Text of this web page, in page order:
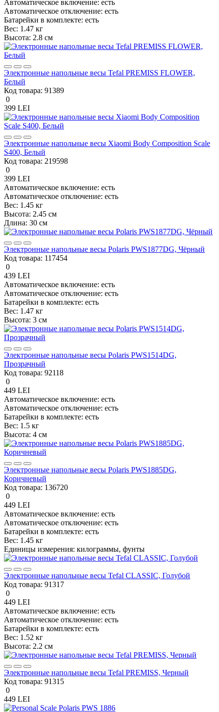
Автоматическое включение: есть
Автоматическое отключение: есть
Батарейки в комплекте: есть
Вес: 1.47 кг
Высота: 2.8 см
Электронные напольные весы Tefal PREMISS FLOWER,
Белый
Код товара: 91389
0
399 LEI
Электронные напольные весы Xiaomi Body Composition Scale
S400, Белый
Код товара: 219598
0
399 LEI
Автоматическое включение: есть
Автоматическое отключение: есть
Вес: 1.45 кг
Высота: 2.45 см
Длина: 30 см
Электронные напольные весы Polaris PWS1877DG, Чёрный
Код товара: 117454
0
439 LEI
Автоматическое включение: есть
Автоматическое отключение: есть
Батарейки в комплекте: есть
Вес: 1.47 кг
Высота: 3 см
Электронные напольные весы Polaris PWS1514DG,
Прозрачный
Код товара: 92118
0
449 LEI
Автоматическое включение: есть
Автоматическое отключение: есть
Батарейки в комплекте: есть
Вес: 1.5 кг
Высота: 4 см
Электронные напольные весы Polaris PWS1885DG,
Коричневый
Код товара: 136720
0
449 LEI
Автоматическое включение: есть
Автоматическое отключение: есть
Батарейки в комплекте: есть
Вес: 1.45 кг
Единицы измерения: килограммы, фунты
Электронные напольные весы Tefal CLASSIC, Голубой
Код товара: 91317
0
449 LEI
Автоматическое включение: есть
Автоматическое отключение: есть
Батарейки в комплекте: есть
Вес: 1.52 кг
Высота: 2.2 см
Электронные напольные весы Tefal PREMISS, Черный
Код товара: 91315
0
449 LEI